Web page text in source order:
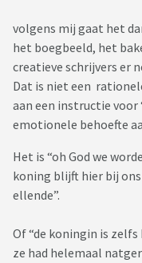
volgens mij gaat het
het boegbeeld, het
creatieve schrijvers er
Dat is niet een
aan een instructie voor
emotionele behoefte
Het is “oh God we
koning blijft hier bij
ellende”.
Of “de koningin is
ze had helemaal